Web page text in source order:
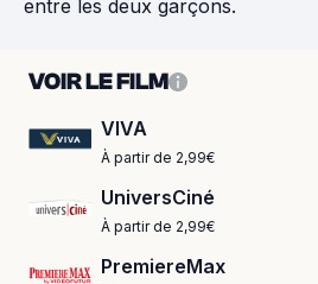
entre les deux garçons.
VOIR LE FILM
VIVA
À partir de 2,99€
UniversCiné
À partir de 2,99€
PremiereMax